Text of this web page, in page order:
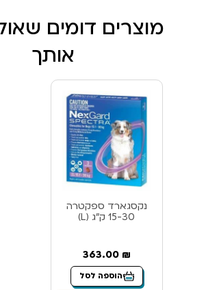
מוצרים דומים שאולי
אותך
נקסגארד ספקטרה
15-30 ק”ג (L)
363.00 ₪
הוספה לסל